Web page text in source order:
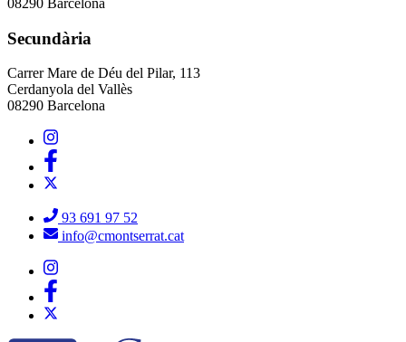
08290 Barcelona
Secundària
Carrer Mare de Déu del Pilar, 113
Cerdanyola del Vallès
08290 Barcelona
93 691 97 52
info@cmontserrat.cat